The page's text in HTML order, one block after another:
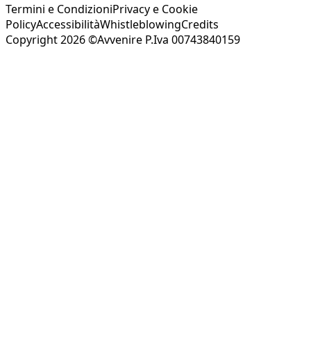
Termini e CondizioniPrivacy e Cookie
PolicyAccessibilitàWhistleblowingCredits
Copyright 2026 ©Avvenire P.Iva 00743840159